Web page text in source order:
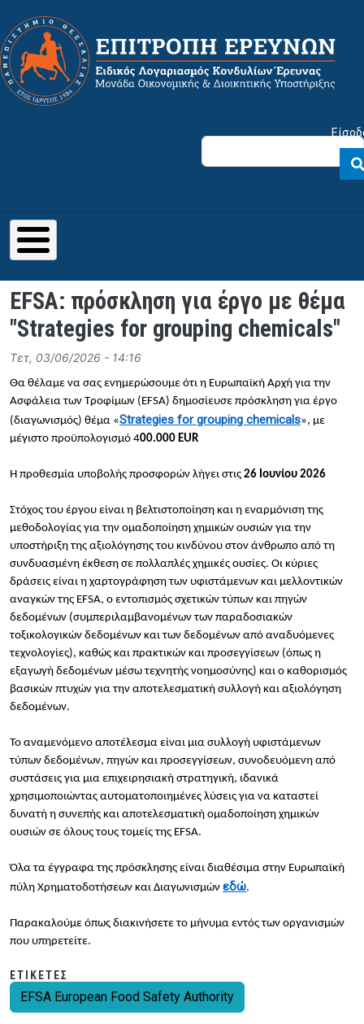
EFSA: πρόσκληση για έργο με θέμα
"Strategies for grouping chemicals"
Τετ, 03/06/2026 - 14:16
Θα θέλαμε να σας ενημερώσουμε ότι η Ευρωπαϊκή Αρχή για την
Ασφάλεια των Τροφίμων (EFSA) δημοσίευσε πρόσκληση για έργο
(διαγωνισμός) θέμα «Strategies for grouping chemicals», με
μέγιστο προϋπολογισμό 400.000 EUR
Η προθεσμία υποβολής προσφορών λήγει στις 26 Ιουνίου 2026
Στόχος του έργου είναι η βελτιστοποίηση και η εναρμόνιση της
μεθοδολογίας για την ομαδοποίηση χημικών ουσιών για την
υποστήριξη της αξιολόγησης του κινδύνου στον άνθρωπο από τη
συνδυασμένη έκθεση σε πολλαπλές χημικές ουσίες. Οι κύριες
δράσεις είναι η χαρτογράφηση των υφιστάμενων και μελλοντικών
αναγκών της EFSA, ο εντοπισμός σχετικών τύπων και πηγών
δεδομένων (συμπεριλαμβανομένων των παραδοσιακών
τοξικολογικών δεδομένων και των δεδομένων από αναδυόμενες
τεχνολογίες), καθώς και πρακτικών και προσεγγίσεων (όπως η
εξαγωγή δεδομένων μέσω τεχνητής νοημοσύνης) και ο καθορισμός
βασικών πτυχών για την αποτελεσματική συλλογή και αξιολόγηση
δεδομένων.
Το αναμενόμενο αποτέλεσμα είναι μια συλλογή υφιστάμενων
τύπων δεδομένων, πηγών και προσεγγίσεων, συνοδευόμενη από
συστάσεις για μια επιχειρησιακή στρατηγική, ιδανικά
χρησιμοποιώντας αυτοματοποιημένες λύσεις για να καταστεί
δυνατή η συνεπής και αποτελεσματική ομαδοποίηση χημικών
ουσιών σε όλους τους τομείς της EFSA.
Όλα τα έγγραφα της πρόσκλησης είναι διαθέσιμα στην Ευρωπαϊκή
πύλη Χρηματοδοτήσεων και Διαγωνισμών εδώ.
Παρακαλούμε όπως διακινήσετε το μήνυμα εντός των οργανισμών
που υπηρετείτε.
ΕΤΙΚΈΤΕΣ
EFSA European Food Safety Authority